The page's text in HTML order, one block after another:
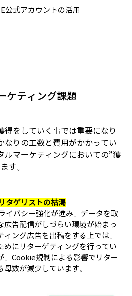
式アカウントの活用
ケティング課題
得をしていく事では重要になり
なりの工数と費用がかかってい
ルマーケティングにおいての”獲
す。
タゲリストの枯渇
イバシー強化が進み、データを取
広告配信がしづらい環境が始まっ
ング広告を出稿をする上では、
めにリターゲティングを行ってい
、Cookie規制による影響でリター
数が減少しています。